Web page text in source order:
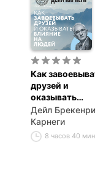
Как
друзей и
оказывать
влияние на
Дейл
Карнеги
8 часов 40